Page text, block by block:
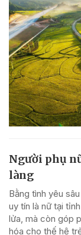
Người phụ
làng
Bằng tình yêu
uy tín là nữ tại
lửa, mà còn góp
hóa cho thế hệ